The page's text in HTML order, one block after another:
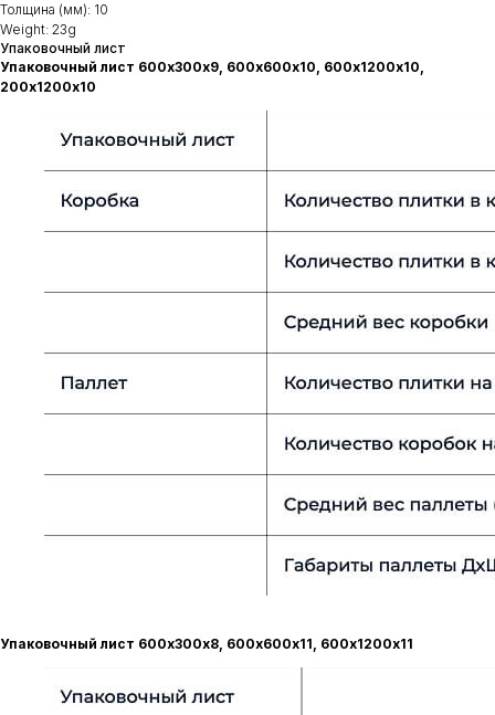
Толщина (мм): 10
Weight: 23g
Упаковочный лист
Упаковочный лист 600х300х9, 600х600х10, 600х1200х10,
200х1200х10
Упаковочный лист 600х300х8, 600х600х11, 600х1200х11